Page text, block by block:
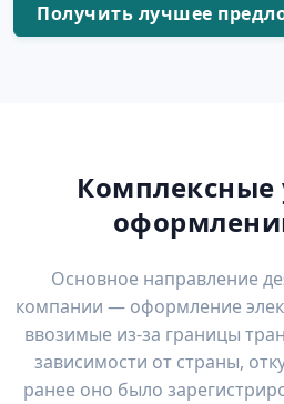
Получить лучшее
Комплексные
Основное направление
компании — оформление
ввозимые из-за границы
зависимости от страны,
ранее оно было